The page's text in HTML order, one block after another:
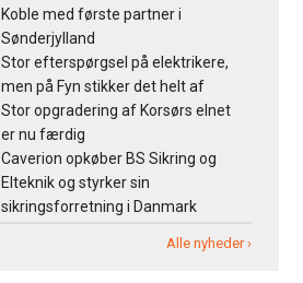
Koble med første partner i
Sønderjylland
Stor efterspørgsel på elektrikere,
men på Fyn stikker det helt af
Stor opgradering af Korsørs elnet
er nu færdig
Caverion opkøber BS Sikring og
Elteknik og styrker sin
sikringsforretning i Danmark
Alle nyheder ›